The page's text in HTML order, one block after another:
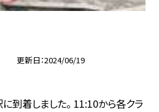
更新日 2024/06/19
到着しました。 11:10から各クラ